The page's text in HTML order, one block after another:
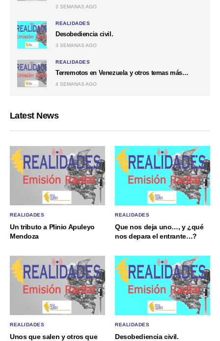
2 SEMANAS AGO
REALIDADES
Desobediencia civil.
3 SEMANAS AGO
REALIDADES
Terremotos en Venezuela y otros temas más…
4 SEMANAS AGO
Latest News
REALIDADES
Un tributo a Plinio Apuleyo
Mendoza
REALIDADES
Que nos deja uno…, y ¿qué
nos depara el entrante…?
REALIDADES
Unos que salen y otros que
REALIDADES
Desobediencia civil.